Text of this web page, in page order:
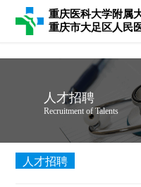
重庆医科大学附属
重庆市大足区人民
人才招聘
Recruitment of Talents
人才招聘